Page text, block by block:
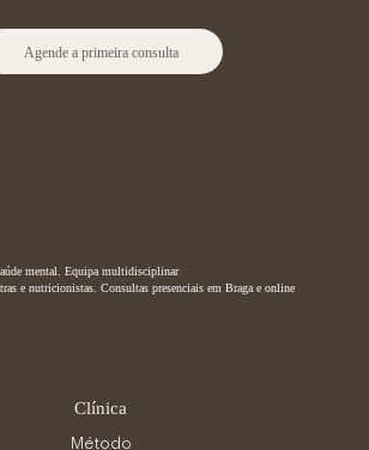
Agende a primeira consulta
mental. Equipa multidisciplinar
e nutricionistas. Consultas presenciais em Braga e online
Clínica
Método